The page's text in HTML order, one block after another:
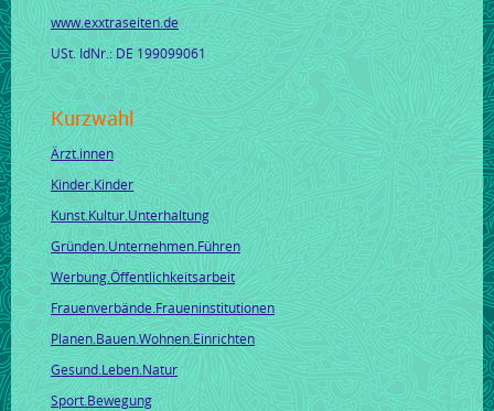
www.exxtraseiten.de
USt. IdNr.: DE 199099061
Kurzwahl
Ärzt.innen
Kinder.Kinder
Kunst.Kultur.Unterhaltung
Gründen.Unternehmen.Führen
Werbung.Öffentlichkeitsarbeit
Frauenverbände.Fraueninstitutionen
Planen.Bauen.Wohnen.Einrichten
Gesund.Leben.Natur
Sport.Bewegung